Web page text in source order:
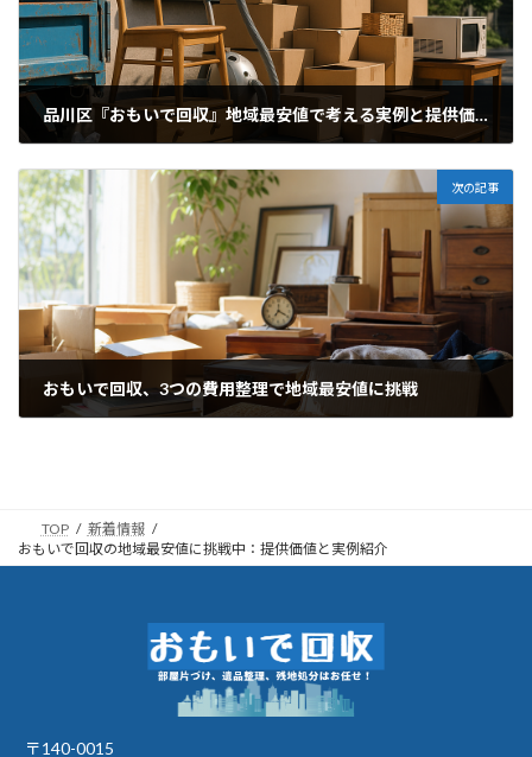
品川区『おもいで回収』地域最安値で考える実例と提供価値
次の記事
おもいで回収、3つの費用整理で地域最安値に挑戦
TOP
新着情報
おもいで回収の地域最安値に挑戦中：提供価値と実例紹介
〒140-0015